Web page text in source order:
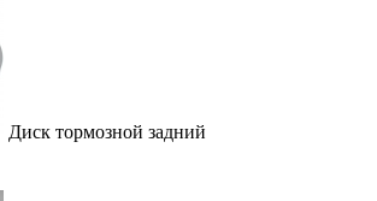
Диск тормозной задний